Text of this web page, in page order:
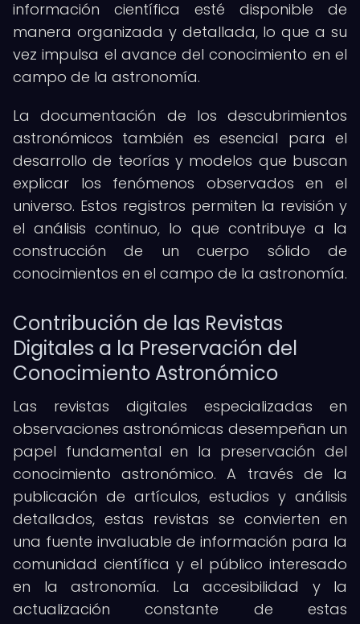
información científica esté disponible de
manera organizada y detallada, lo que a su
vez impulsa el avance del conocimiento en el
campo de la astronomía.
La documentación de los descubrimientos
astronómicos también es esencial para el
desarrollo de teorías y modelos que buscan
explicar los fenómenos observados en el
universo. Estos registros permiten la revisión y
el análisis continuo, lo que contribuye a la
construcción de un cuerpo sólido de
conocimientos en el campo de la astronomía.
Contribución de las Revistas
Digitales a la Preservación del
Conocimiento Astronómico
Las revistas digitales especializadas en
observaciones astronómicas desempeñan un
papel fundamental en la preservación del
conocimiento astronómico. A través de la
publicación de artículos, estudios y análisis
detallados, estas revistas se convierten en
una fuente invaluable de información para la
comunidad científica y el público interesado
en la astronomía. La accesibilidad y la
actualización constante de estas